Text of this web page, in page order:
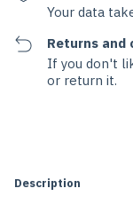
Your data
Returns and
If you don't
or return it.
Description